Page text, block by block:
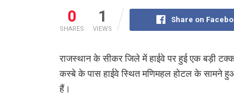
0
SHARES
1
VIEWS
Share on
राजस्थान के सीकर जिले में हाईवे पर हुई एक बड़ी
कस्बे के पास हाईवे स्थित मणिमहल होटल के सामने
हैं।